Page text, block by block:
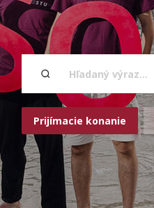
Prijímacie konanie